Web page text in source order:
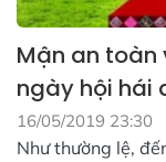
Mận an
ngày hội hái
16/05/2019 23:30
Như thường lệ,